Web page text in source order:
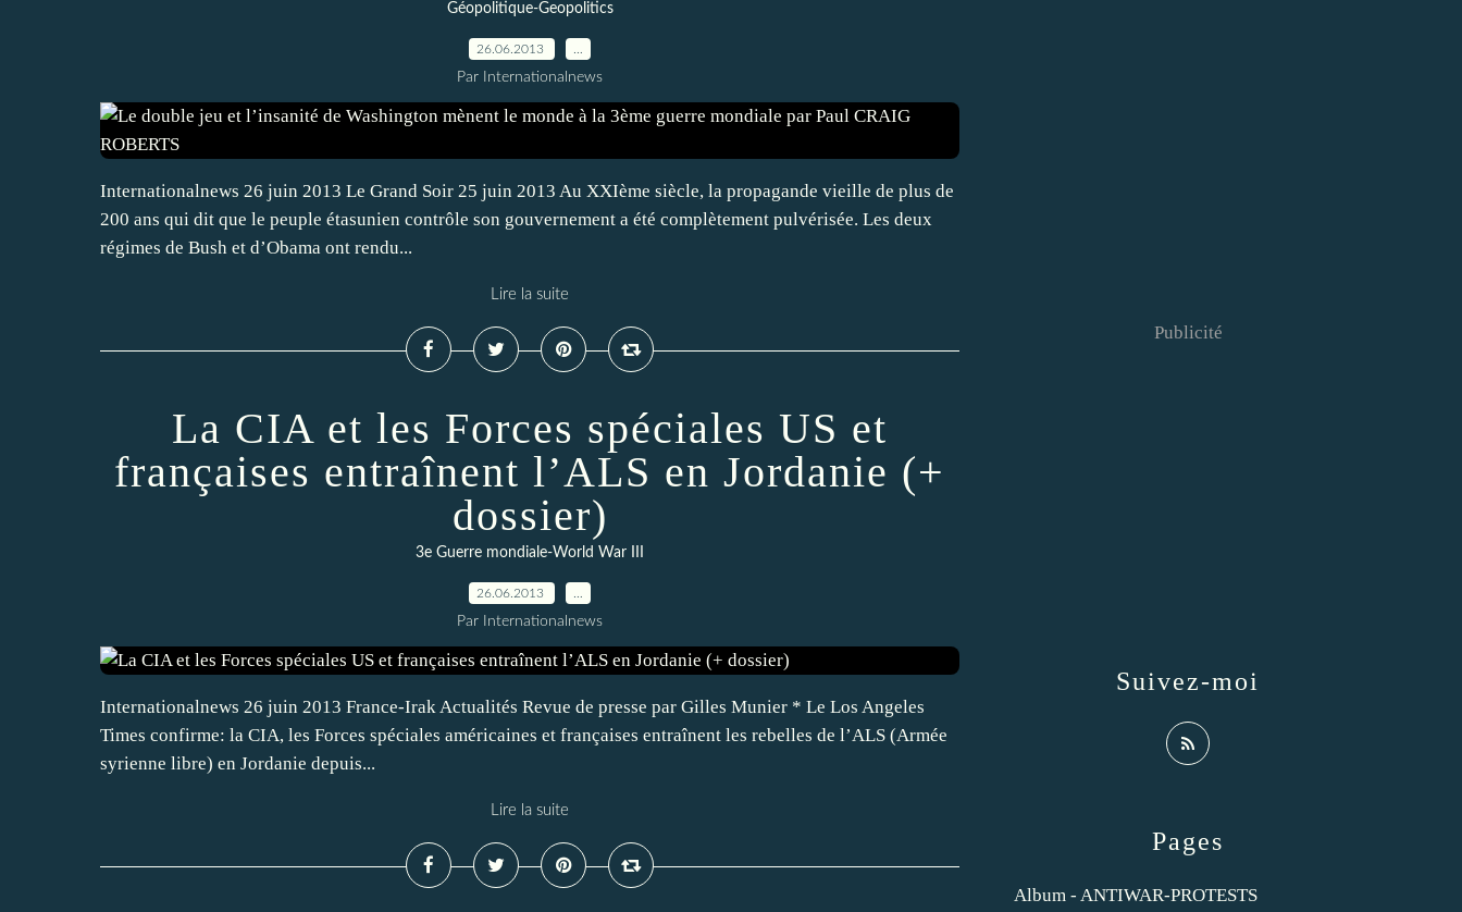
Géopolitique-Geopolitics
26.06.2013
Par Internationalnews
Internationalnews 26 juin 2013 Le Grand Soir 25 juin 2013 Au XXIème siècle, la propagande vieille de plus de
200 ans qui dit que le peuple étasunien contrôle son gouvernement a été complètement pulvérisée. Les deux
régimes de Bush et d’Obama ont rendu...
Lire la suite
La CIA et les Forces spéciales US et
françaises entraînent l’ALS en Jordanie (+
dossier)
3e Guerre mondiale-World War III
26.06.2013
Par Internationalnews
Internationalnews 26 juin 2013 France-Irak Actualités Revue de presse par Gilles Munier * Le Los Angeles
Times confirme: la CIA, les Forces spéciales américaines et françaises entraînent les rebelles de l’ALS (Armée
syrienne libre) en Jordanie depuis...
Lire la suite
Pages
Album - ANTIWAR-PROTESTS
Suivez-moi
Publicité